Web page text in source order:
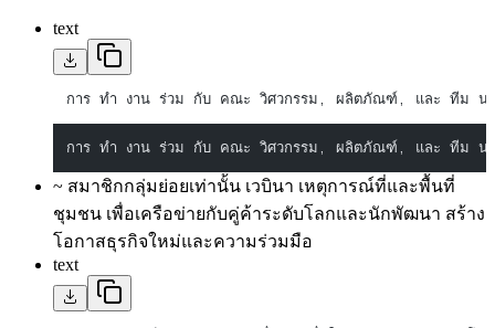
text
การ ทํา งาน ร่วม กับ คณะ วิศวกรรม, ผลิตภัณฑ์, และ ทีม นโ
การ ทํา งาน ร่วม กับ คณะ วิศวกรรม, ผลิตภัณฑ์, และ ทีม นโ
~ สมาชิกกลุ่มย่อยเท่านั้น เวบินา เหตุการณ์ที่และพื้นที่
ชุมชน เพื่อเครือข่ายกับคู่ค้าระดับโลกและนักพัฒนา สร้าง
โอกาสธุรกิจใหม่และความร่วมมือ
text